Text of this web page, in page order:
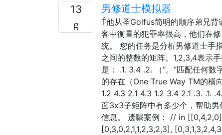
13 男修道士模拟器
Ť他从圣Golfus简明的顺序弟兄背
客中衡量的犯罪率很高，他们在
统。 您的任务是分析男修道士手
之间的整数的矩阵。1,2,3,4表示
是： .1. 3.4 .2. （“。”匹配任何
的存在（One True Way TM的横
1.2 4.3 2.1 4.3 1.2 3.4 2.1 .3. .1.
面3x3子矩阵中有多少个，帮助
信息。 遗嘱案例： // in
[0,3,0,2,1,1,2,3,2,3],